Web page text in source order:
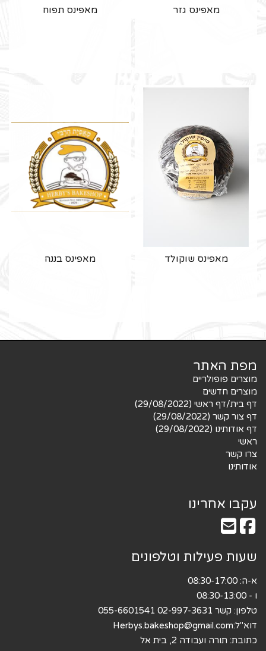
מאפינס גזר מאפינס תפוח
מאפינס שוקולד מאפינס בננה
מפת האתר
מוצרים פופולריים
מוצרים חדשים
דף בית/דף ראשי (29/08/2022)
דף צור קשר (29/08/2022)
דף אודותינו (29/08/2022)
ראשי
צרו קשר
אודותינו
עקבו אחרינו
שעות פעילות וטלפונים
א-ה: 08:30-17:00
ו - 08:30-13:00
טלפון: קשר 02-997-3631 055-6601541
דוא"ל:Herbys.bakeshop@gmail.com
כתובת: תורה ועבודה 2, בית אל